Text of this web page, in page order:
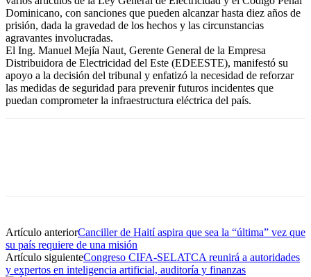
Dominicano, con sanciones que pueden alcanzar hasta diez años de
prisión, dada la gravedad de los hechos y las circunstancias
agravantes involucradas.
El Ing. Manuel Mejía Naut, Gerente General de la Empresa
Distribuidora de Electricidad del Este (EDEESTE), manifestó su
apoyo a la decisión del tribunal y enfatizó la necesidad de reforzar
las medidas de seguridad para prevenir futuros incidentes que
puedan comprometer la infraestructura eléctrica del país.
Artículo anteriorCanciller de Haití aspira que sea la “última” vez que
su país requiere de una misión
Artículo siguienteCongreso CIFA-SELATCA reunirá a autoridades
y expertos en inteligencia artificial, auditoría y finanzas